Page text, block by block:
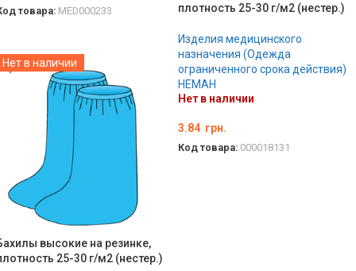
товара: MED000233
плотность 25-30 г/м2 (нестер.)
Изделия медицинского
назначения (Одежда
ограниченного срока действия)
НЕМАН
Нет в наличии
3.84 грн.
Код товара: 000018131
Нет в наличии
высокие на резинке,
25-30 г/м2 (нестер.)